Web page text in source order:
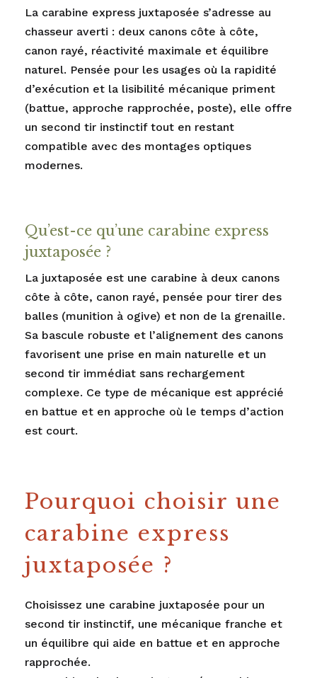
La carabine express juxtaposée s’adresse au
chasseur averti : deux canons côte à côte,
canon rayé, réactivité maximale et équilibre
naturel. Pensée pour les usages où la rapidité
d’exécution et la lisibilité mécanique priment
(battue, approche rapprochée, poste), elle offre
un second tir instinctif tout en restant
compatible avec des montages optiques
modernes.
Qu’est-ce qu’une carabine express
juxtaposée ?
La juxtaposée est une carabine à deux canons
côte à côte, canon rayé, pensée pour tirer des
balles (munition à ogive) et non de la grenaille.
Sa bascule robuste et l’alignement des canons
favorisent une prise en main naturelle et un
second tir immédiat sans rechargement
complexe. Ce type de mécanique est apprécié
en battue et en approche où le temps d’action
est court.
Pourquoi choisir une
carabine express
juxtaposée ?
Choisissez une carabine juxtaposée pour un
second tir instinctif, une mécanique franche et
un équilibre qui aide en battue et en approche
rapprochée.